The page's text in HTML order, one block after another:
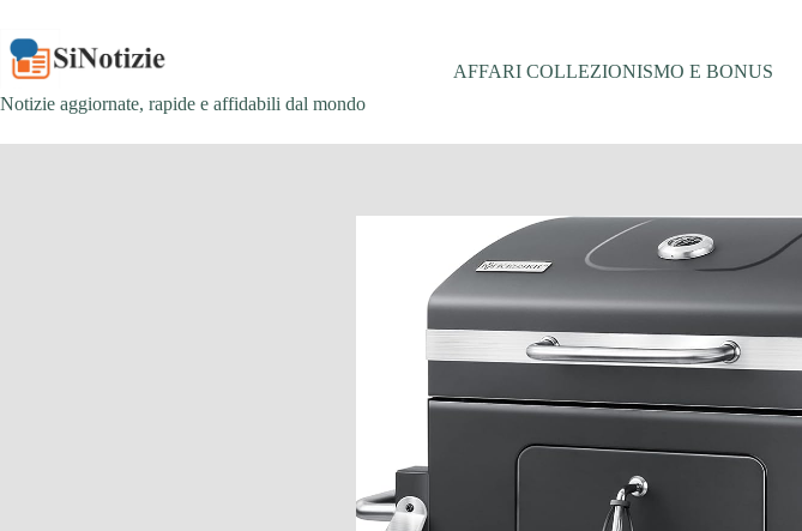
contenuto
Notizie aggiornate, rapide e affidabili dal mondo
AFFARI COLLEZIONISMO E BONUS